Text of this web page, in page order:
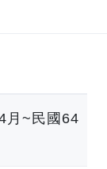
月~民國64